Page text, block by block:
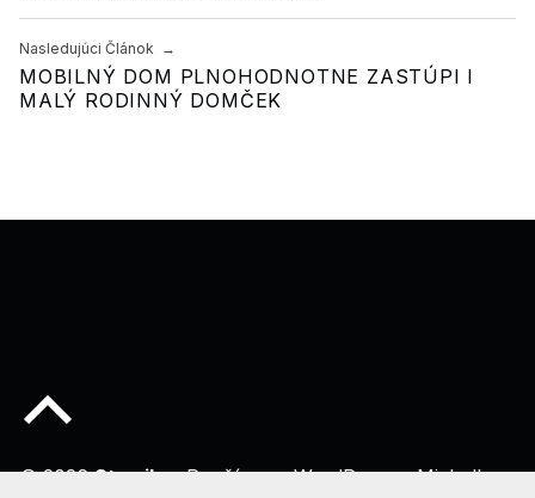
Nasledujúci Článok
MOBILNÝ DOM PLNOHODNOTNE ZASTÚPI I
MALÝ RODINNÝ DOMČEK
© 2026Stawil • PoužívameWordPressaMichelle.